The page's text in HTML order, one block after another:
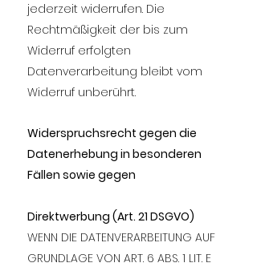
jederzeit widerrufen. Die
Rechtmäßigkeit der bis zum
Widerruf erfolgten
Datenverarbeitung bleibt vom
Widerruf unberührt.
Widerspruchsrecht gegen die
Datenerhebung in besonderen
Fällen sowie gegen
Direktwerbung (Art. 21 DSGVO)
WENN DIE DATENVERARBEITUNG AUF
GRUNDLAGE VON ART. 6 ABS. 1 LIT. E